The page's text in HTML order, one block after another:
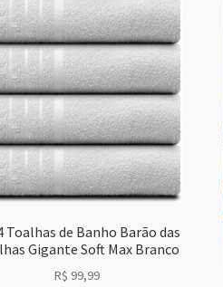
Toalhas de Banho Barão das
Gigante Soft Max Branco
R$ 99,99